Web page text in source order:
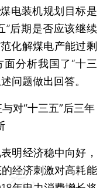
电装机规划目标是
”后期是否应该继续
化解煤电产能过剩
分析我国了“十三
问题做出回答。
对“十三五”后三年
经济稳中向好，
经济刺激对高耗能